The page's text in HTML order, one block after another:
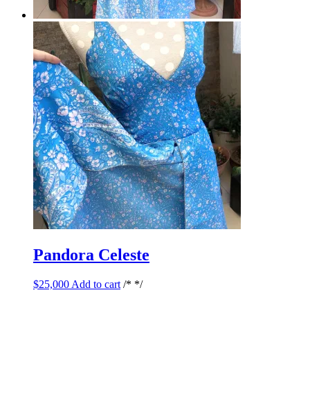
Pandora Celeste
$25,000 Add to cart /* */